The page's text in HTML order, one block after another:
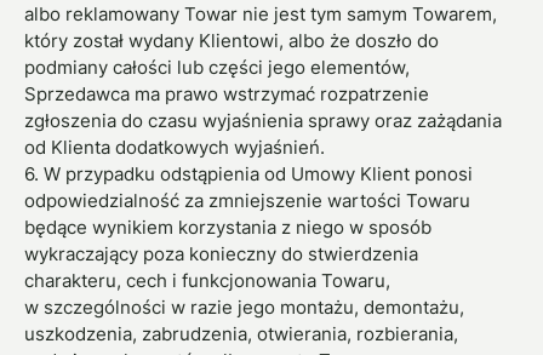
albo reklamowany Towar nie jest tym samym Towarem,
który został wydany Klientowi, albo że doszło do
podmiany całości lub części jego elementów,
Sprzedawca ma prawo wstrzymać rozpatrzenie
zgłoszenia do czasu wyjaśnienia sprawy oraz zażądania
od Klienta dodatkowych wyjaśnień.
6. W przypadku odstąpienia od Umowy Klient ponosi
odpowiedzialność za zmniejszenie wartości Towaru
będące wynikiem korzystania z niego w sposób
wykraczający poza konieczny do stwierdzenia
charakteru, cech i funkcjonowania Towaru,
w szczególności w razie jego montażu, demontażu,
uszkodzenia, zabrudzenia, otwierania, rozbierania,